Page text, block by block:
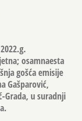
osamnaesta
gošća emisije
Gašparović,
Grada, u suradnji